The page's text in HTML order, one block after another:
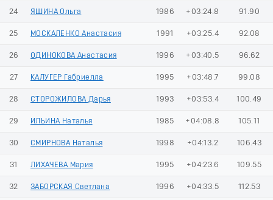
24 ЯШИНА Ольга 1986 +03:24.8 91.90
25 МОСКАЛЕНКО Анастасия 1991 +03:25.4 92.08
26 ОДИНОКОВА Анастасия 1996 +03:40.5 96.62
27 КАЛУГЕР Габриелла 1995 +03:48.7 99.08
28 СТОРОЖИЛОВА Дарья 1993 +03:53.4 100.49
29 ИЛЬИНА Наталья 1985 +04:08.8 105.11
30 СМИРНОВА Наталья 1998 +04:13.2 106.43
31 ЛИХАЧЕВА Мария 1995 +04:23.6 109.55
32 ЗАБОРСКАЯ Светлана 1996 +04:33.5 112.53